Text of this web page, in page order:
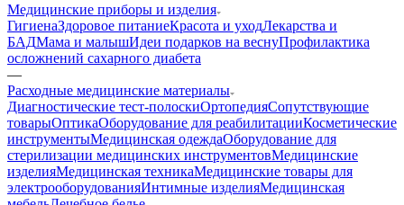
Медицинские приборы и изделия
ГигиенаЗдоровое питаниеКрасота и уходЛекарства и
БАДМама и малышИдеи подарков на веснуПрофилактика
осложнений сахарного диабета
—
Расходные медицинские материалы
Диагностические тест-полоскиОртопедияСопутствующие
товарыОптикаОборудование для реабилитацииКосметические
инструментыМедицинская одеждаОборудование для
стерилизации медицинских инструментовМедицинские
изделияМедицинская техникаМедицинские товары для
электрооборудованияИнтимные изделияМедицинская